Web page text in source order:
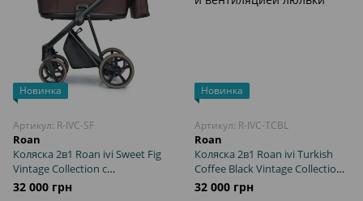
Новинка
Артикул: R-IVC-SF
Roan
Коляска 2в1 Roan ivi Sweet Fig
Vintage Collection с
амортизацией и вентиляцией
32 000 грн
Новинка
Артикул: R-IVC-TCBL
Roan
Коляска 2в1 Roan ivi Turkish
Coffee Black Vintage Collection с
амортизацией и вентиляцией
32 000 грн